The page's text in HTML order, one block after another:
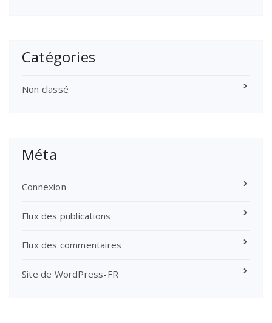
Catégories
Non classé
Méta
Connexion
Flux des publications
Flux des commentaires
Site de WordPress-FR